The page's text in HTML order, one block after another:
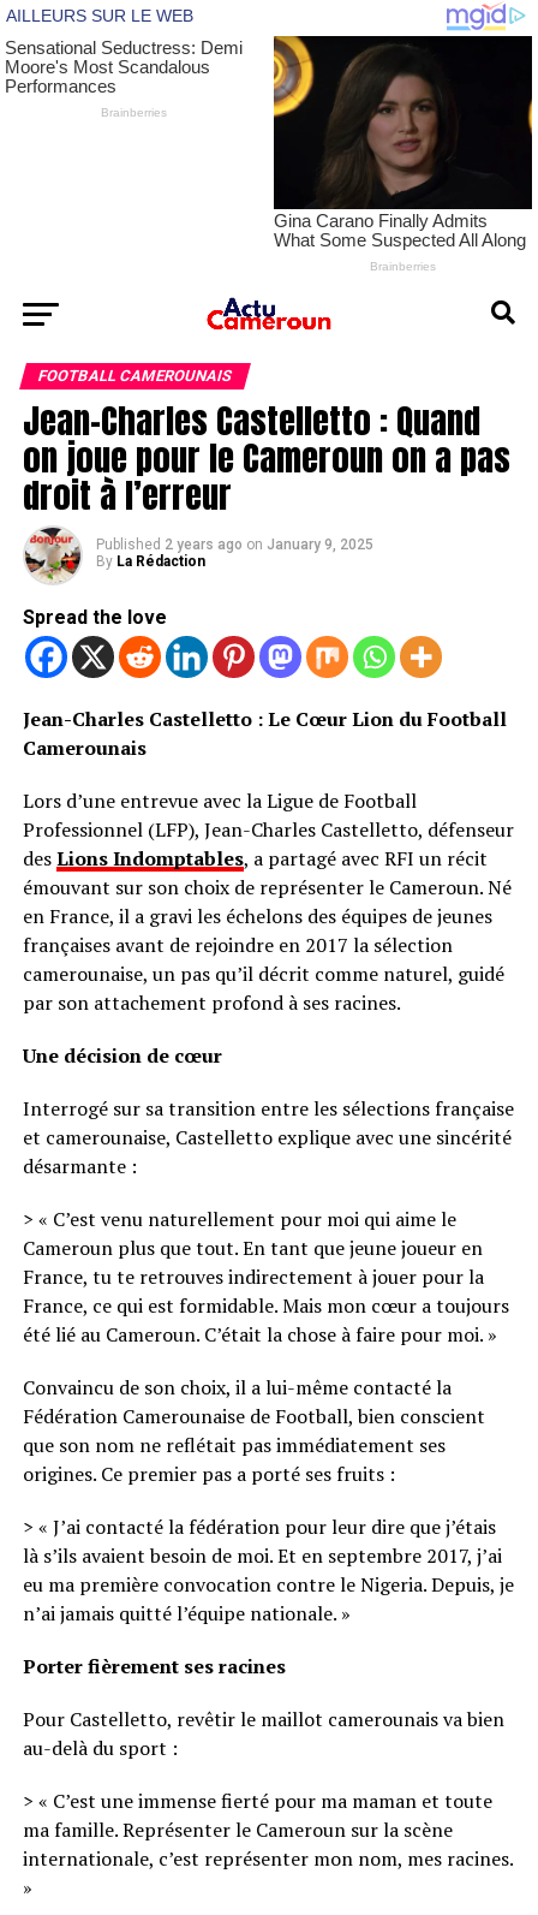
FOOTBALL CAMEROUNAIS
Jean-Charles Castelletto : Quand
on joue pour le Cameroun on a pas
droit à l’erreur
Published 2 years ago on January 9, 2025
By La Rédaction
Spread the love
Jean-Charles Castelletto : Le Cœur Lion du Football
Camerounais
Lors d’une entrevue avec la Ligue de Football
Professionnel (LFP), Jean-Charles Castelletto, défenseur
desLions Indomptables, a partagé avec RFI un récit
émouvant sur son choix de représenter le Cameroun. Né
en France, il a gravi les échelons des équipes de jeunes
françaises avant de rejoindre en 2017 la sélection
camerounaise, un pas qu’il décrit comme naturel, guidé
par son attachement profond à ses racines.
Une décision de cœur
Interrogé sur sa transition entre les sélections française
et camerounaise, Castelletto explique avec une sincérité
désarmante :
> « C’est venu naturellement pour moi qui aime le
Cameroun plus que tout. En tant que jeune joueur en
France, tu te retrouves indirectement à jouer pour la
France, ce qui est formidable. Mais mon cœur a toujours
été lié au Cameroun. C’était la chose à faire pour moi. »
Convaincu de son choix, il a lui-même contacté la
Fédération Camerounaise de Football, bien conscient
que son nom ne reflétait pas immédiatement ses
origines. Ce premier pas a porté ses fruits :
> « J’ai contacté la fédération pour leur dire que j’étais
là s’ils avaient besoin de moi. Et en septembre 2017, j’ai
eu ma première convocation contre le Nigeria. Depuis, je
n’ai jamais quitté l’équipe nationale. »
Porter fièrement ses racines
Pour Castelletto, revêtir le maillot camerounais va bien
au-delà du sport :
> « C’est une immense fierté pour ma maman et toute
ma famille. Représenter le Cameroun sur la scène
internationale, c’est représenter mon nom, mes racines.
»